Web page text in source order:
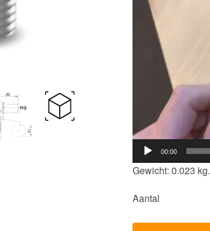
00:00
Gewicht: 0.023 kg.
Aantal